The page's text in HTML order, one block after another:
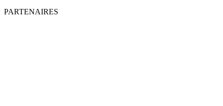
PARTENAIRES